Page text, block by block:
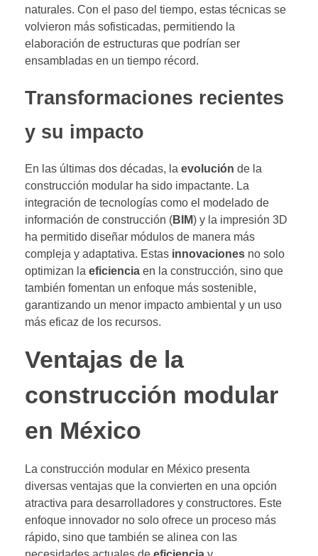
naturales. Con el paso del tiempo, estas técnicas se
volvieron más sofisticadas, permitiendo la
elaboración de estructuras que podrían ser
ensambladas en un tiempo récord.
Transformaciones recientes
y su impacto
En las últimas dos décadas, la evolución de la
construcción modular ha sido impactante. La
integración de tecnologías como el modelado de
información de construcción (BIM) y la impresión 3D
ha permitido diseñar módulos de manera más
compleja y adaptativa. Estas innovaciones no solo
optimizan la eficiencia en la construcción, sino que
también fomentan un enfoque más sostenible,
garantizando un menor impacto ambiental y un uso
más eficaz de los recursos.
Ventajas de la
construcción modular
en México
La construcción modular en México presenta
diversas ventajas que la convierten en una opción
atractiva para desarrolladores y constructores. Este
enfoque innovador no solo ofrece un proceso más
rápido, sino que también se alinea con las